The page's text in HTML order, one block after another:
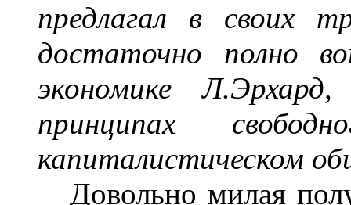
предлагал в своих
достаточно полно
экономике Л.Эрхард,
принципах
капиталистическом
Довольно милая